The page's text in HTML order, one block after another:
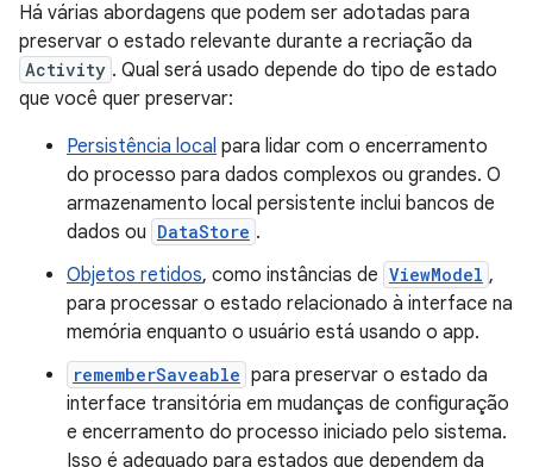
Há várias abordagens que podem ser adotadas para
preservar o estado relevante durante a recriação da
Activity . Qual será usado depende do tipo de estado
que você quer preservar:
Persistência local para lidar com o encerramento
do processo para dados complexos ou grandes. O
armazenamento local persistente inclui bancos de
dados ou DataStore .
Objetos retidos, como instâncias de ViewModel ,
para processar o estado relacionado à interface na
memória enquanto o usuário está usando o app.
rememberSaveable para preservar o estado da
interface transitória em mudanças de configuração
e encerramento do processo iniciado pelo sistema.
Isso é adequado para estados que dependem da